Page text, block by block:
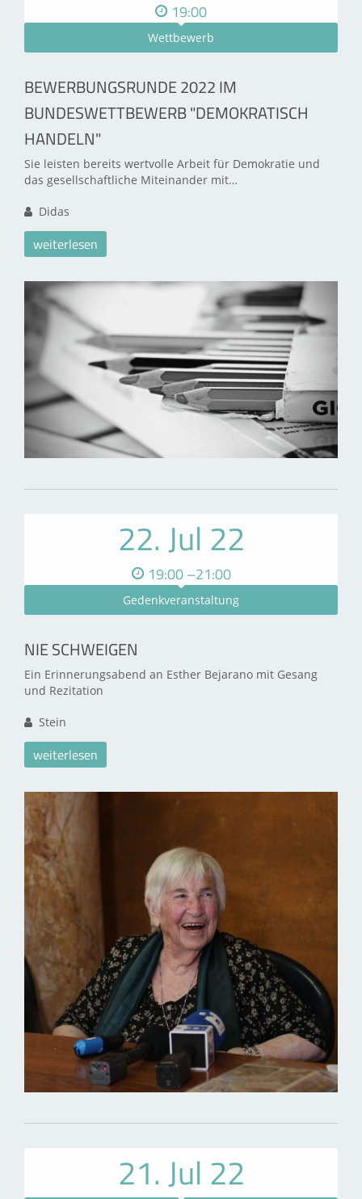
19:00
Wettbewerb
BEWERBUNGSRUNDE 2022 IM
BUNDESWETTBEWERB "DEMOKRATISCH
HANDELN"
Sie leisten bereits wertvolle Arbeit für Demokratie und
das gesellschaftliche Miteinander mit…
Didas
weiterlesen
22. Jul 22
19:00 –21:00
Gedenkveranstaltung
NIE SCHWEIGEN
Ein Erinnerungsabend an Esther Bejarano mit Gesang
und Rezitation
Stein
weiterlesen
21. Jul 22